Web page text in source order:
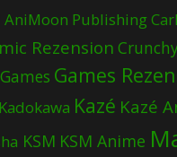
AniMoon Publishing
Rezension
Games Games
Kadokawa Kazé Kazé
KSM KSM Anime